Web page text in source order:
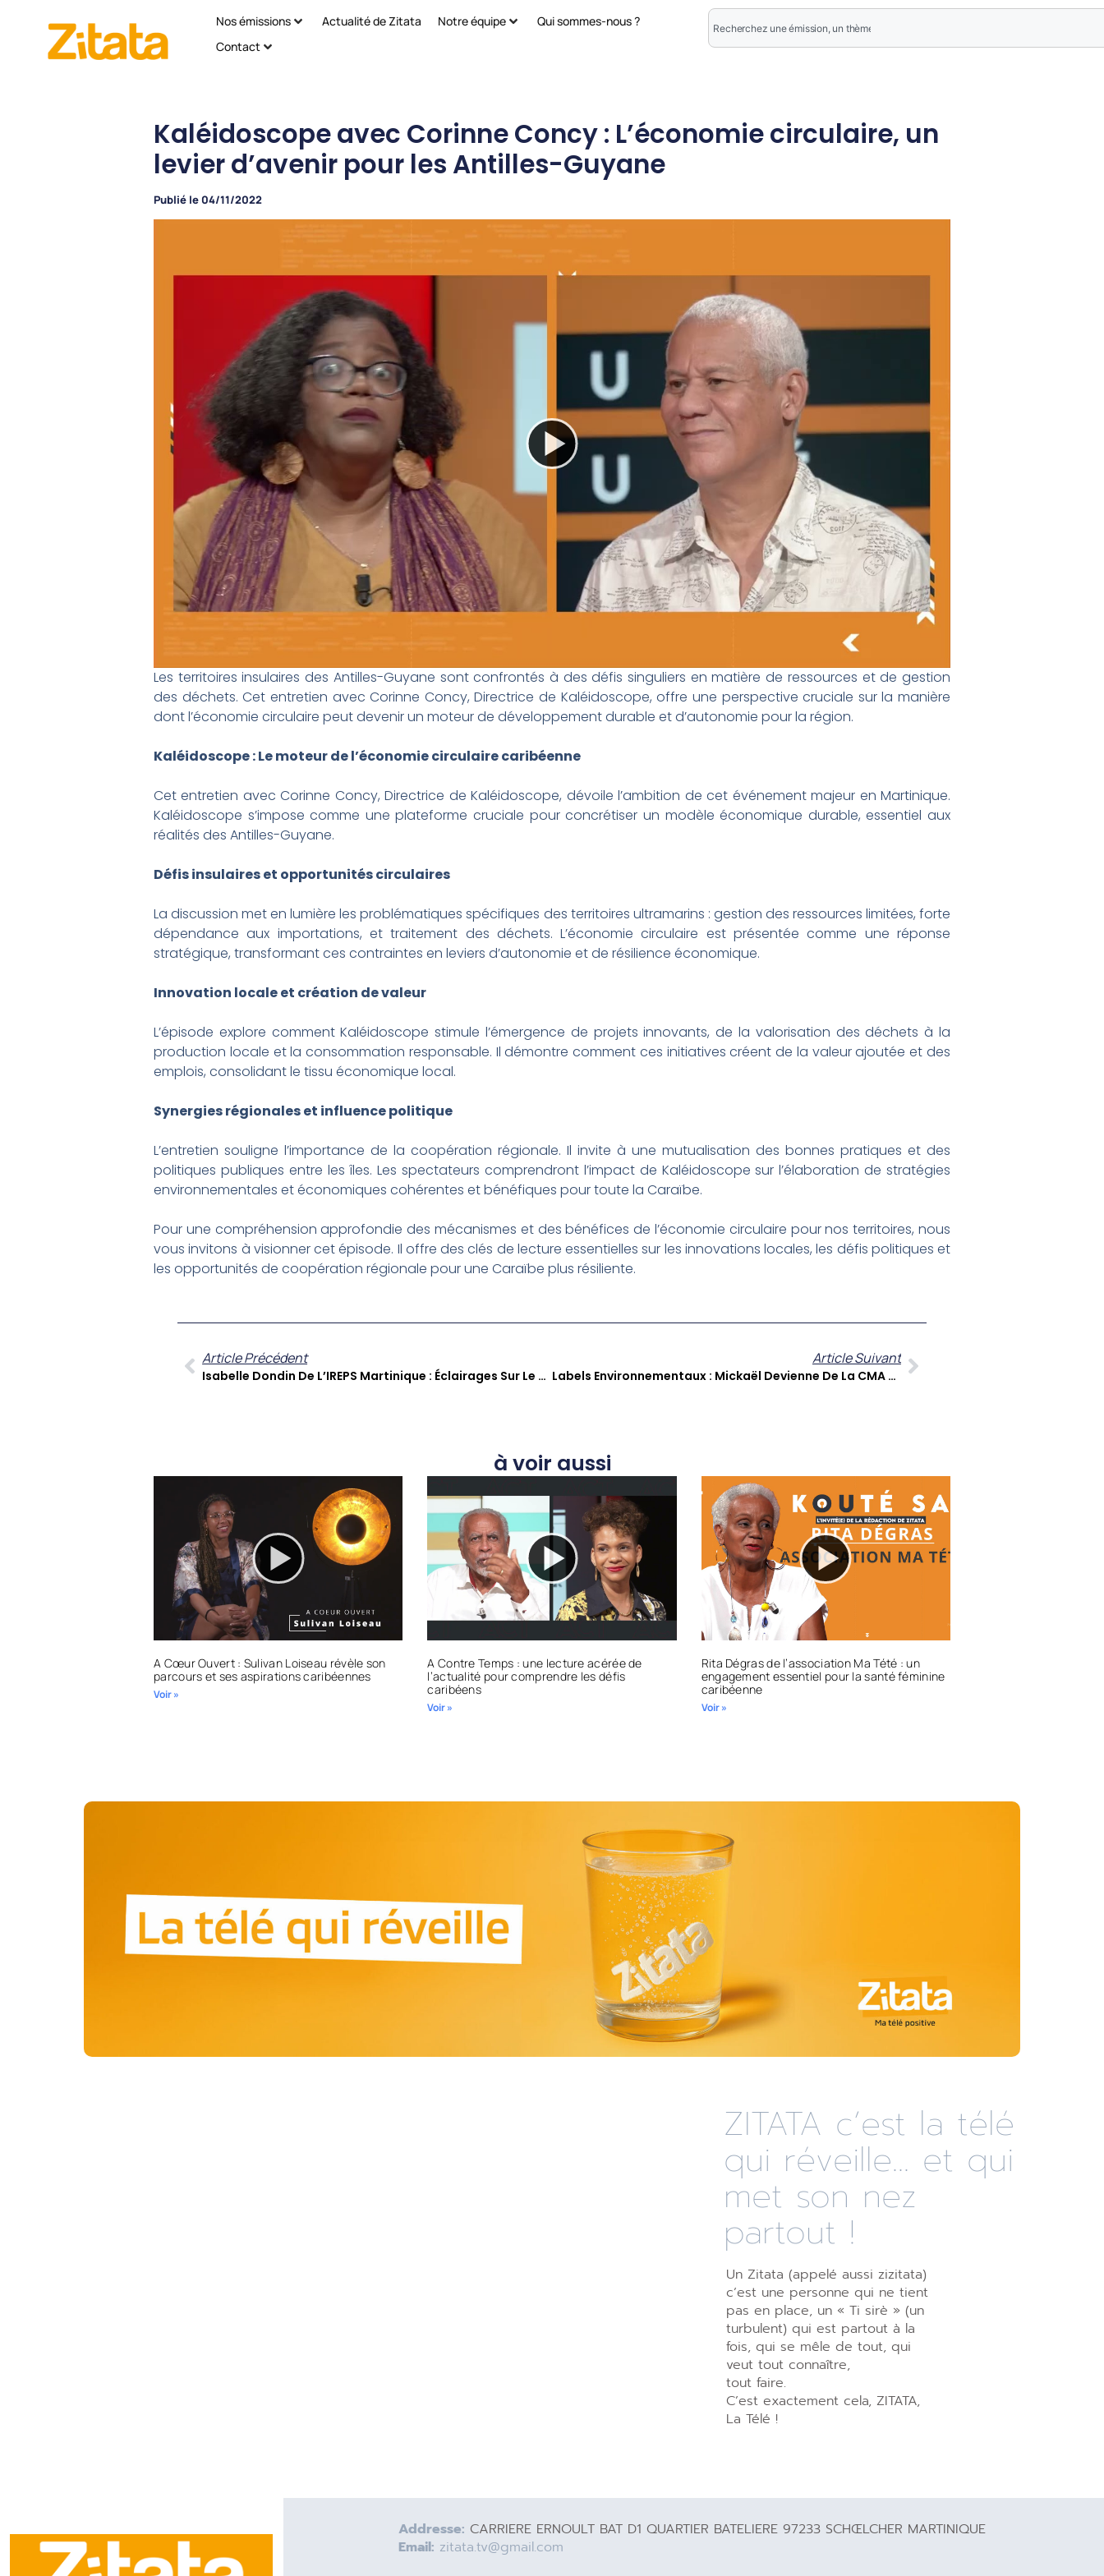
Nos émissions Actualité de Zitata Notre équipe
Qui sommes-nous ?
Contact
Kaléidoscope avec Corinne Concy : L’économie circulaire, un
levier d’avenir pour les Antilles-Guyane
Publié le 04/11/2022
Les territoires insulaires des Antilles-Guyane sont confrontés à des défis singuliers en matière de ressources et de gestion
des déchets. Cet entretien avec Corinne Concy, Directrice de Kaléidoscope, offre une perspective cruciale sur la manière
dont l’économie circulaire peut devenir un moteur de développement durable et d’autonomie pour la région.
Kaléidoscope : Le moteur de l’économie circulaire caribéenne
Cet entretien avec Corinne Concy, Directrice de Kaléidoscope, dévoile l’ambition de cet événement majeur en Martinique.
Kaléidoscope s’impose comme une plateforme cruciale pour concrétiser un modèle économique durable, essentiel aux
réalités des Antilles-Guyane.
Défis insulaires et opportunités circulaires
La discussion met en lumière les problématiques spécifiques des territoires ultramarins : gestion des ressources limitées, forte
dépendance aux importations, et traitement des déchets. L’économie circulaire est présentée comme une réponse
stratégique, transformant ces contraintes en leviers d’autonomie et de résilience économique.
Innovation locale et création de valeur
L’épisode explore comment Kaléidoscope stimule l’émergence de projets innovants, de la valorisation des déchets à la
production locale et la consommation responsable. Il démontre comment ces initiatives créent de la valeur ajoutée et des
emplois, consolidant le tissu économique local.
Synergies régionales et influence politique
L’entretien souligne l’importance de la coopération régionale. Il invite à une mutualisation des bonnes pratiques et des
politiques publiques entre les îles. Les spectateurs comprendront l’impact de Kaléidoscope sur l’élaboration de stratégies
environnementales et économiques cohérentes et bénéfiques pour toute la Caraïbe.
Pour une compréhension approfondie des mécanismes et des bénéfices de l’économie circulaire pour nos territoires, nous
vous invitons à visionner cet épisode. Il offre des clés de lecture essentielles sur les innovations locales, les défis politiques et
les opportunités de coopération régionale pour une Caraïbe plus résiliente.
Article Précédent
Isabelle Dondin De L’IREPS Martinique : Éclairages Sur Le Mois Sans Tabac Et La Promotion De La Santé
Article Suivant
Labels Environnementaux : Mickaël Devienne De La CMA Éclaire Sur La Valorisation Des Entreprises Locales
à voir aussi
A Cœur Ouvert : Sulivan Loiseau révèle son
parcours et ses aspirations caribéennes
Voir »
A Contre Temps : une lecture acérée de
l’actualité pour comprendre les défis
caribéens
Voir »
Rita Dégras de l’association Ma Tété : un
engagement essentiel pour la santé féminine
caribéenne
Voir »
ZITATA c’est la télé
qui réveille... et qui
met son nez
partout !
Un Zitata (appelé aussi zizitata)
c’est une personne qui ne tient
pas en place, un « Ti sirè » (un
turbulent) qui est partout à la
fois, qui se mêle de tout, qui
veut tout connaître,
tout faire.
C’est exactement cela, ZITATA,
La Télé !
Addresse: CARRIERE ERNOULT BAT D1 QUARTIER BATELIERE 97233 SCHŒLCHER MARTINIQUE
Email: zitata.tv@gmail.com